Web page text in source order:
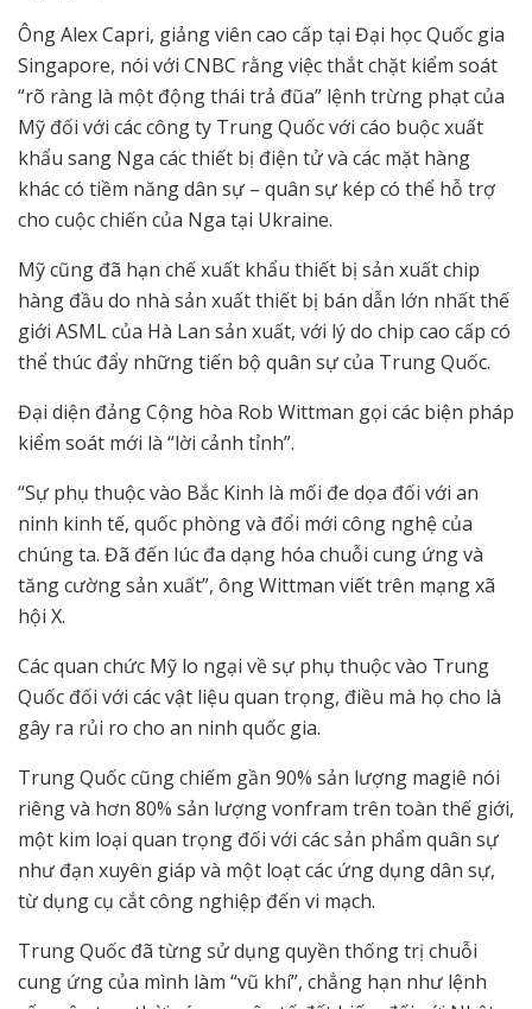
Ông Alex Capri, giảng viên cao cấp tại Đại học Quốc gia
Singapore, nói với CNBC rằng việc thắt chặt kiểm soát
“rõ ràng là một động thái trả đũa” lệnh trừng phạt của
Mỹ đối với các công ty Trung Quốc với cáo buộc xuất
khẩu sang Nga các thiết bị điện tử và các mặt hàng
khác có tiềm năng dân sự – quân sự kép có thể hỗ trợ
cho cuộc chiến của Nga tại Ukraine.
Mỹ cũng đã hạn chế xuất khẩu thiết bị sản xuất chip
hàng đầu do nhà sản xuất thiết bị bán dẫn lớn nhất thế
giới ASML của Hà Lan sản xuất, với lý do chip cao cấp có
thể thúc đẩy những tiến bộ quân sự của Trung Quốc.
Đại diện đảng Cộng hòa Rob Wittman gọi các biện pháp
kiểm soát mới là “lời cảnh tỉnh”.
“Sự phụ thuộc vào Bắc Kinh là mối đe dọa đối với an
ninh kinh tế, quốc phòng và đổi mới công nghệ của
chúng ta. Đã đến lúc đa dạng hóa chuỗi cung ứng và
tăng cường sản xuất”, ông Wittman viết trên mạng xã
hội X.
Các quan chức Mỹ lo ngại về sự phụ thuộc vào Trung
Quốc đối với các vật liệu quan trọng, điều mà họ cho là
gây ra rủi ro cho an ninh quốc gia.
Trung Quốc cũng chiếm gần 90% sản lượng magiê nói
riêng và hơn 80% sản lượng vonfram trên toàn thế giới,
một kim loại quan trọng đối với các sản phẩm quân sự
như đạn xuyên giáp và một loạt các ứng dụng dân sự,
từ dụng cụ cắt công nghiệp đến vi mạch.
Trung Quốc đã từng sử dụng quyền thống trị chuỗi
cung ứng của mình làm “vũ khí”, chẳng hạn như lệnh